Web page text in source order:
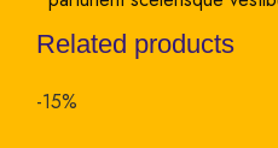
Related products
-15%